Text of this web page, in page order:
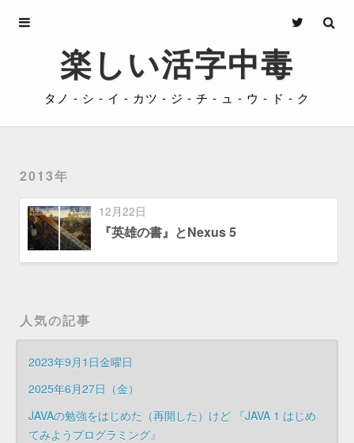
楽しい活字中毒
タノ - シ - イ - カツ - ジ - チ - ュ - ウ - ド - ク
2013年
12月22日
『英雄の書』とNexus 5
人気の記事
2023年9月1日金曜日
2025年6月27日（金）
JAVAの勉強をはじめた（再開した）けど 『JAVA 1 はじめ
てみようプログラミング』
Archives
Privacy